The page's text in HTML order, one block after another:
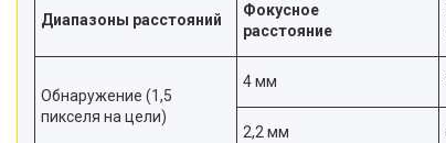
Диапазоны расстояний
Фокусное
расстояние
Обнаружение (1,5
пикселя на цели)
4 мм
2,2 мм